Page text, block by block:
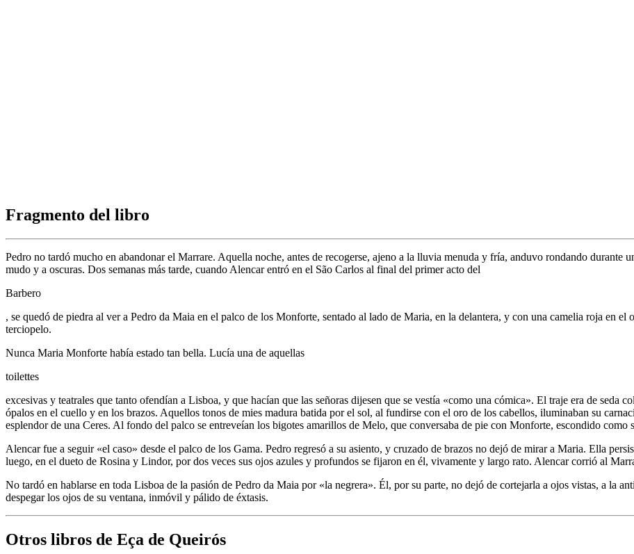
Fragmento del libro
Pedro no tardó mucho en abandonar el Marrare. Aquella noche, antes de recogerse, ajeno a la lluvia menuda y fría, anduvo rondando durante
mudo y a oscuras. Dos semanas más tarde, cuando Alencar entró en el São Carlos al final del primer acto del
Barbero
, se quedó de piedra al ver a Pedro da Maia en el palco de los Monforte, sentado al lado de Maria, en la delantera, y con una camelia roja en el
terciopelo.
Nunca Maria Monforte había estado tan bella. Lucía una de aquellas
toilettes
excesivas y teatrales que tanto ofendían a Lisboa, y que hacían que las señoras dijesen que se vestía «como una cómica». El traje era de seda
ópalos en el cuello y en los brazos. Aquellos tonos de mies madura batida por el sol, al fundirse con el oro de los cabellos, iluminaban su
esplendor de una Ceres. Al fondo del palco se entreveían los bigotes amarillos de Melo, que conversaba de pie con Monforte, escondido como
Alencar fue a seguir «el caso» desde el palco de los Gama. Pedro regresó a su asiento, y cruzado de brazos no dejó de mirar a Maria. Ella
luego, en el dueto de Rosina y Lindor, por dos veces sus ojos azules y profundos se fijaron en él, vivamente y largo rato. Alencar corrió al
No tardó en hablarse en toda Lisboa de la pasión de Pedro da Maia por «la negrera». Él, por su parte, no dejó de cortejarla a ojos vistas, a la
despegar los ojos de su ventana, inmóvil y pálido de éxtasis.
Otros libros de Eça de Queirós